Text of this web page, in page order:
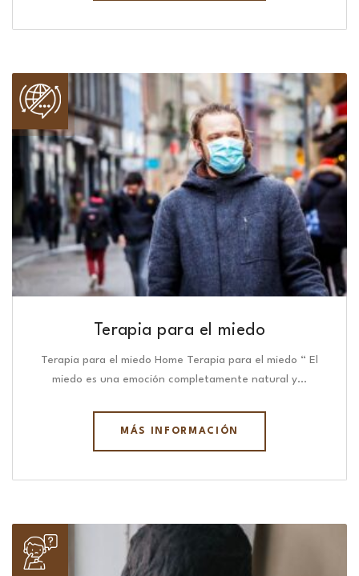
Terapia para el miedo
Terapia para el miedo Home Terapia para el miedo “ El
miedo es una emoción completamente natural y…
MÁS INFORMACIÓN